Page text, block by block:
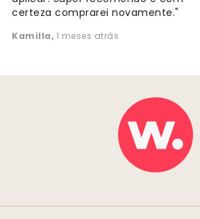
certeza comprarei novamente."
Kamilla, 1 meses atrás